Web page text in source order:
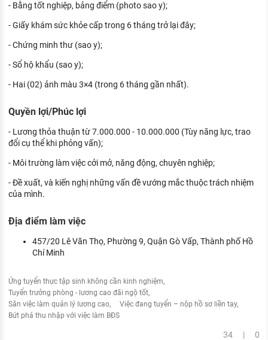
- Bằng tốt nghiệp, bảng điểm (photo sao y);
- Giấy khám sức khỏe cấp trong 6 tháng trở lại đây;
- Chứng minh thư (sao y);
- Sổ hộ khẩu (sao y);
- Hai (02) ảnh màu 3×4 (trong 6 tháng gần nhất).
Quyền lợi/Phúc lợi
- Lương thỏa thuận từ 7.000.000 - 10.000.000 (Tùy năng lực, trao
đổi cụ thể khi phỏng vấn);
- Môi trường làm việc cởi mở, năng động, chuyên nghiệp;
- Đề xuất, và kiến nghị những vấn đề vướng mắc thuộc trách nhiệm
của mình.
Địa điểm làm việc
457/20 Lê Văn Thọ, Phường 9, Quận Gò Vấp, Thành phố Hồ
Chí Minh
Ứng tuyển thực tập sinh không cần kinh nghiệm
Tuyển trưởng phòng - lương cao đãi ngộ tốt
Săn việc làm quản lý lương cao
Việc đang tuyển – nộp hồ sơ liền tay
Bứt phá thu nhập với việc làm BĐS
34 | 0